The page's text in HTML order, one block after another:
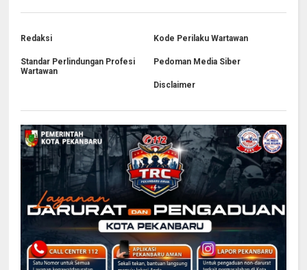
Redaksi Kode Perilaku Wartawan
Standar Perlindungan Profesi
Wartawan
Pedoman Media Siber
Disclaimer